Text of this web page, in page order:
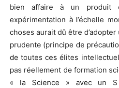
bien affaire à un produit
expérimentation à l’échelle
choses aurait dû être
prudente (principe de
de toutes ces élites
pas réellement de formation
« la Science » avec un S